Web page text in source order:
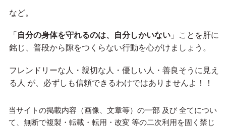
など。
「 自分の身体を守れるのは、自分しかいない」ことを肝に
銘じ、普段から隙をつくらない行動を心がけましょう。
フレンドリーな人・親切な人・優しい人・善良そうに見え
る人 が、必ずしも信頼できるわけではありませんよ！！
当サイトの掲載内容（画像、文章等）の一部 及び 全てについ
て、無断で複製・転載・転用・改変 等の二次利用を固く禁じ